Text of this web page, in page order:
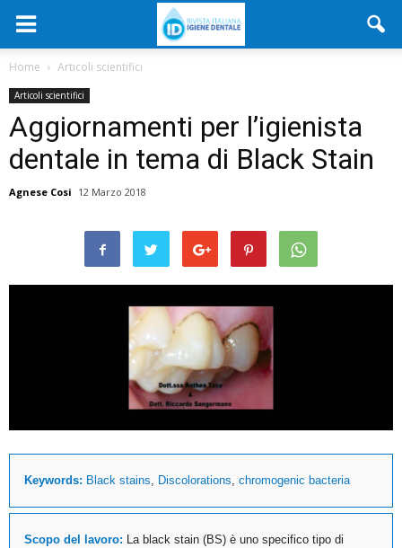
Home Articoli scientifici
Articoli scientifici
Aggiornamenti per l’igienista
dentale in tema di Black Stain
Agnese Cosi 12 Marzo 2018
Keywords: Black stains, Discolorations, chromogenic bacteria
Scopo del lavoro: La black stain (BS) è uno specifico tipo di